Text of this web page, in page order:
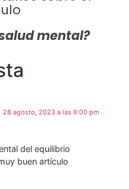
mental?
28 agosto, 2023 a las 8:00 pm
del equilibrio
buen artículo